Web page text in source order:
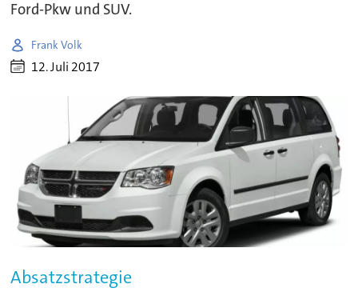
Ford-Pkw und SUV.
Frank Volk
12. Juli 2017
Absatzstrategie